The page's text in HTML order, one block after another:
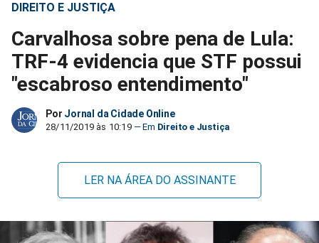
Compartilhar
no
Facebook
Compartilhar
no
Whatsapp
Compartilhar
no
Twitter
no
Messenger
no
Telegram
no
DIREITO E JUSTIÇA
Carvalhosa sobre pena de Lula:
TRF-4 evidencia que STF possui
"escabroso entendimento"
Por Jornal da Cidade Online
28/11/2019 às 10:19 Direito e Justiça
LER NA ÁREA DO ASSINANTE